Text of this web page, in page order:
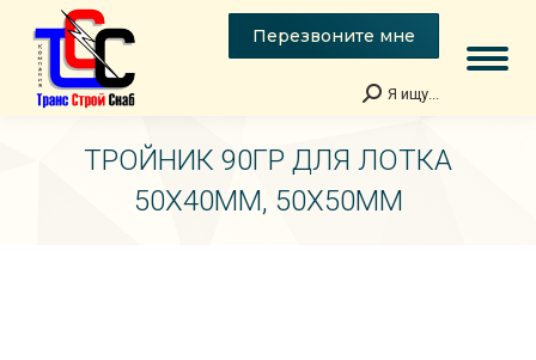
Перезвоните мне
Поиск:
Я ищу...
ТРОЙНИК 90ГР ДЛЯ ЛОТКА
50Х40ММ, 50Х50ММ